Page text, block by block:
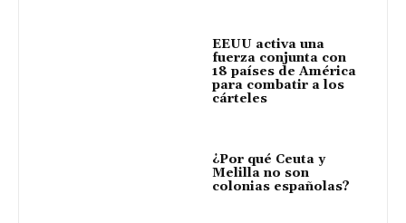
EEUU activa una
fuerza conjunta con
18 países de América
para combatir a los
cárteles
¿Por qué Ceuta y
Melilla no son
colonias españolas?